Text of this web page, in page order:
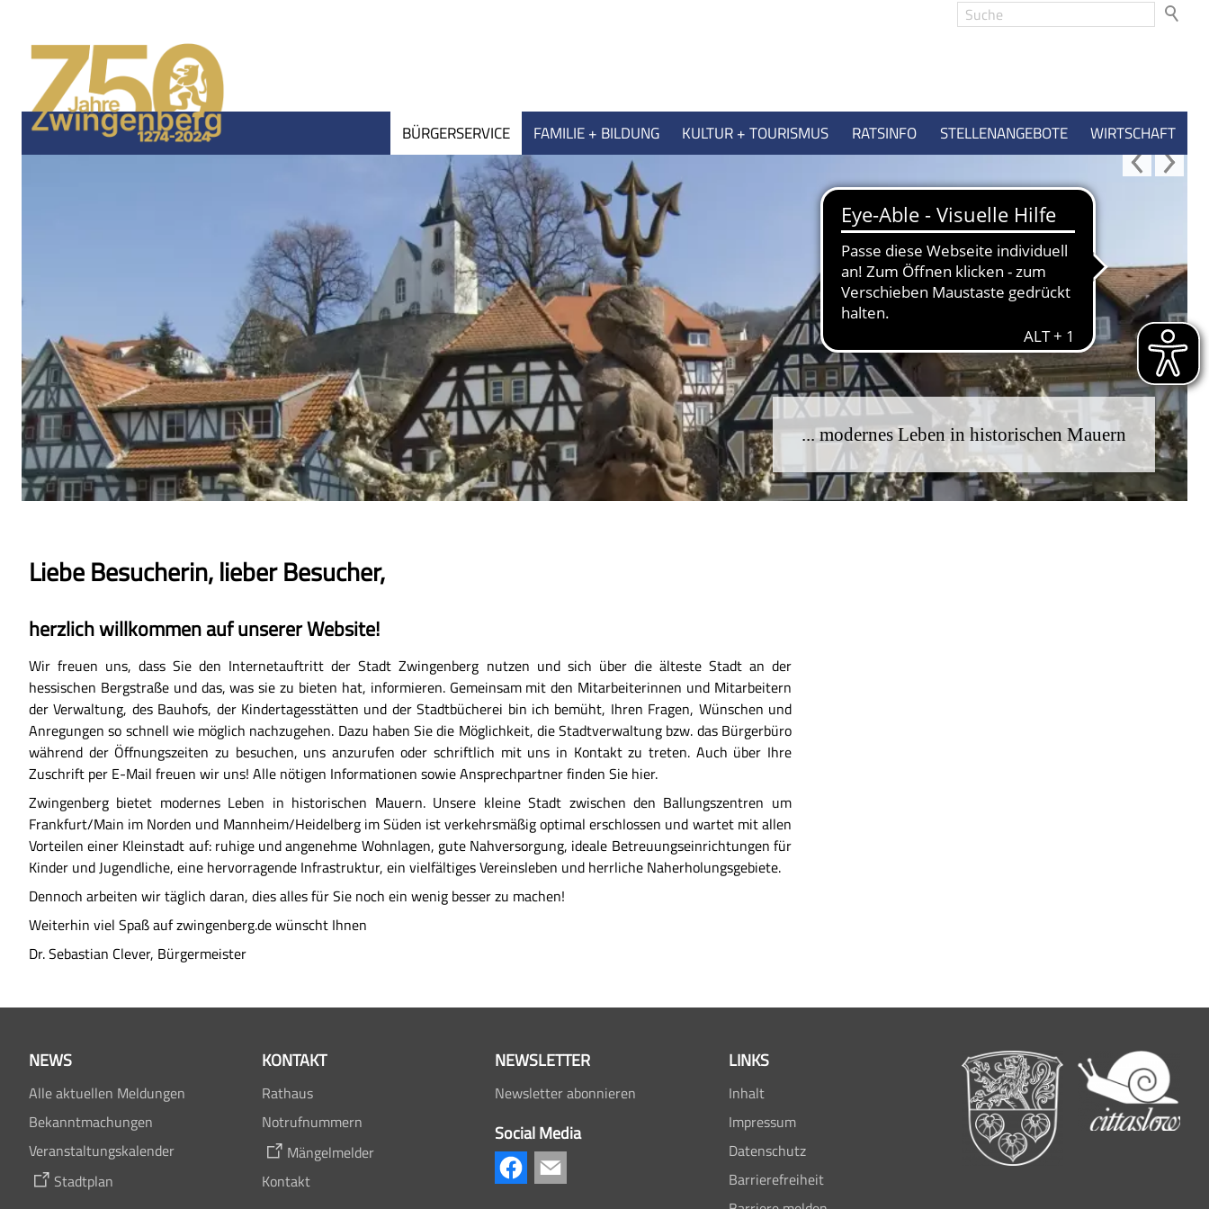
BÜRGERSERVICE FAMILIE + BILDUNG KULTUR + TOURISMUS RATSINFO STELLENANGEBOTE WIRTSCHAFT
... modernes Leben in historischen Mauern
Liebe Besucherin, lieber Besucher,
herzlich willkommen auf unserer Website!
Wir freuen uns, dass Sie den Internetauftritt der Stadt Zwingenberg nutzen und sich über die älteste Stadt an der
hessischen Bergstraße und das, was sie zu bieten hat, informieren. Gemeinsam mit den Mitarbeiterinnen und Mitarbeitern
der Verwaltung, des Bauhofs, der Kindertagesstätten und der Stadtbücherei bin ich bemüht, Ihren Fragen, Wünschen und
Anregungen so schnell wie möglich nachzugehen. Dazu haben Sie die Möglichkeit, die Stadtverwaltung bzw. das Bürgerbüro
während der Öffnungszeiten zu besuchen, uns anzurufen oder schriftlich mit uns in Kontakt zu treten. Auch über Ihre
Zuschrift per E-Mail freuen wir uns! Alle nötigen Informationen sowie Ansprechpartner finden Sie hier.
Zwingenberg bietet modernes Leben in historischen Mauern. Unsere kleine Stadt zwischen den Ballungszentren um
Frankfurt/Main im Norden und Mannheim/Heidelberg im Süden ist verkehrsmäßig optimal erschlossen und wartet mit allen
Vorteilen einer Kleinstadt auf: ruhige und angenehme Wohnlagen, gute Nahversorgung, ideale Betreuungseinrichtungen für
Kinder und Jugendliche, eine hervorragende Infrastruktur, ein vielfältiges Vereinsleben und herrliche Naherholungsgebiete.
Dennoch arbeiten wir täglich daran, dies alles für Sie noch ein wenig besser zu machen!
Weiterhin viel Spaß auf zwingenberg.de wünscht Ihnen
Dr. Sebastian Clever, Bürgermeister
NEWS
Alle aktuellen Meldungen
Bekanntmachungen
Veranstaltungskalender
Stadtplan
KONTAKT
Rathaus
Notrufnummern
Mängelmelder
Kontakt
NEWSLETTER
Newsletter abonnieren
Social Media
LINKS
Inhalt
Impressum
Datenschutz
Barrierefreiheit